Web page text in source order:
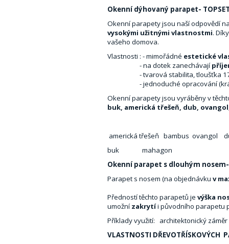
Okenní dýhovaný parapet-
Okenní parapety jsou naší odpovědí
vysokými užitnými vlastnostmi.
vašeho domova.
Vlastnosti : - mimořádné estetické
- na dotek zanechávají
- tvarová stabilita, tloušťka
- jednoduché opracování
Okenní parapety jsou vyráběny v
buk, americká třešeň, dub,
americká třešeň bambus ovangol
buk mahagon
Okenní parapet s dlouhým nosem-
Parapet s nosem (na objednávku v
Předností těchto parapetů je výška
umožnízakrytíi původního parapetu
Příklady využití: architektonický
VLASTNOSTI DŘEVOTŘÍSKOVÝCH